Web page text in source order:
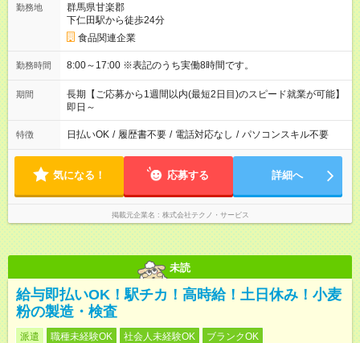
勤務地
群馬県甘楽郡
下仁田駅から徒歩24分
食品関連企業
勤務時間 8:00～17:00 ※表記のうち実働8時間です。
期間
長期【ご応募から1週間以内(最短2日目)のスピード就業が可能】
即日～
特徴 日払いOK / 履歴書不要 / 電話対応なし / パソコンスキル不要
気になる！ 応募する 詳細へ
掲載元企業名 株式会社テクノ・サービス
未読
給与即払いOK！駅チカ！高時給！土日休み！小麦
粉の製造・検査
派遣 職種未経験OK 社会人未経験OK ブランクOK